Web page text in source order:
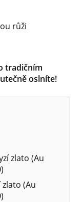
růži
tradičním
oslníte!
zlato (Au
(Au